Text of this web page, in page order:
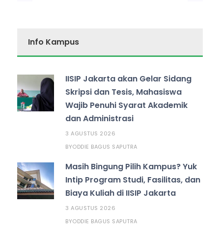
Info Kampus
IISIP Jakarta akan Gelar Sidang
Skripsi dan Tesis, Mahasiswa
Wajib Penuhi Syarat Akademik
dan Administrasi
3 AGUSTUS 2026
BYODDIE BAGUS SAPUTRA
Masih Bingung Pilih Kampus? Yuk
Intip Program Studi, Fasilitas, dan
Biaya Kuliah di IISIP Jakarta
3 AGUSTUS 2026
BYODDIE BAGUS SAPUTRA